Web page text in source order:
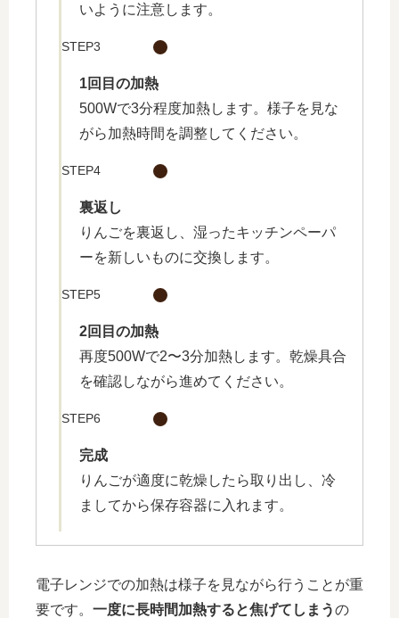
いように注意します。
STEP3
1回目の加熱
500Wで3分程度加熱します。様子を見な
がら加熱時間を調整してください。
STEP4
裏返し
りんごを裏返し、湿ったキッチンペーパ
ーを新しいものに交換します。
STEP5
2回目の加熱
再度500Wで2〜3分加熱します。乾燥具合
を確認しながら進めてください。
STEP6
完成
りんごが適度に乾燥したら取り出し、冷
ましてから保存容器に入れます。
電子レンジでの加熱は様子を見ながら行うことが重
要です。 一度に長時間加熱すると焦げてしまうの